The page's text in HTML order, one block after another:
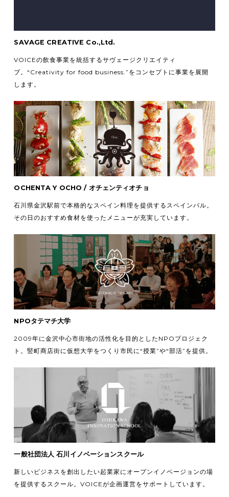
SAVAGE CREATIVE Co.,Ltd.
VOICEの飲食事業を統括するサヴェージクリエイティ
ブ。“Creativity for food business.”をコンセプトに事業を展開
します。
OCHENTA Y OCHO / オチェンティオチョ
石川県金沢駅前で本格的なスペイン料理を提供するスペインバル。
その日のおすすめ食材を使ったメニューが充実しています。
NPOタテマチ大学
2009年に金沢中心市街地の活性化を目的としたNPOプロジェク
ト。竪町商店街に仮想大学をつくり市民に“授業”や“部活”を提供。
一般社団法人 石川イノベーションスクール
新しいビジネスを創出したい起業家にオープンイノベージョンの場
を提供するスクール。VOICEが企画運営をサポートしています。